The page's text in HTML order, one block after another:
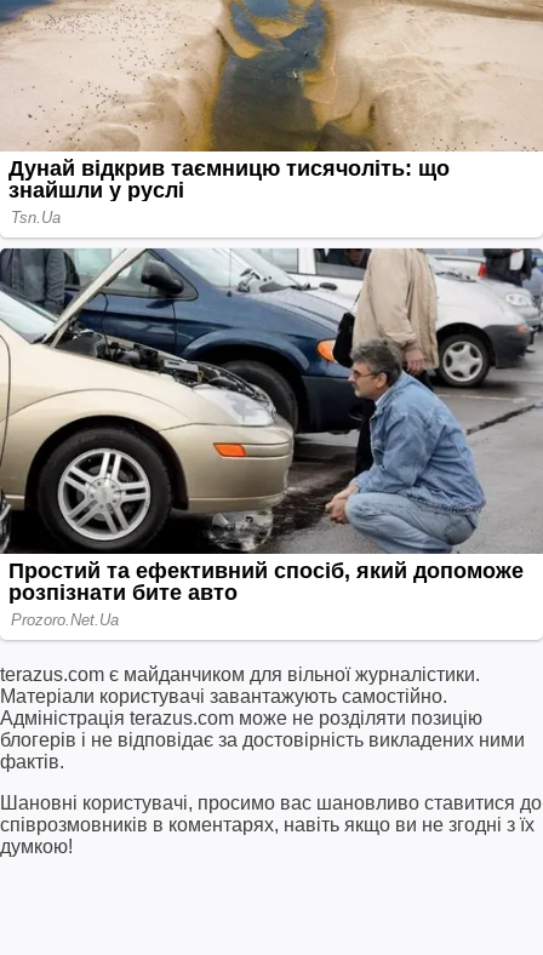
terazus.com є майданчиком для вільної журналістики.
Матеріали користувачі завантажують самостійно.
Адміністрація terazus.com може не розділяти позицію
блогерів і не відповідає за достовірність викладених ними
фактів.
Шановні користувачі, просимо вас шановливо ставитися до
співрозмовників в коментарях, навіть якщо ви не згодні з їх
думкою!